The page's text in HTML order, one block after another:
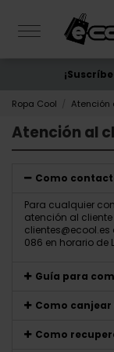
Ropa Cool Atención
Atención al
Como
Para cualquier
atención al
086 en horario de
Guía para
Como
Como